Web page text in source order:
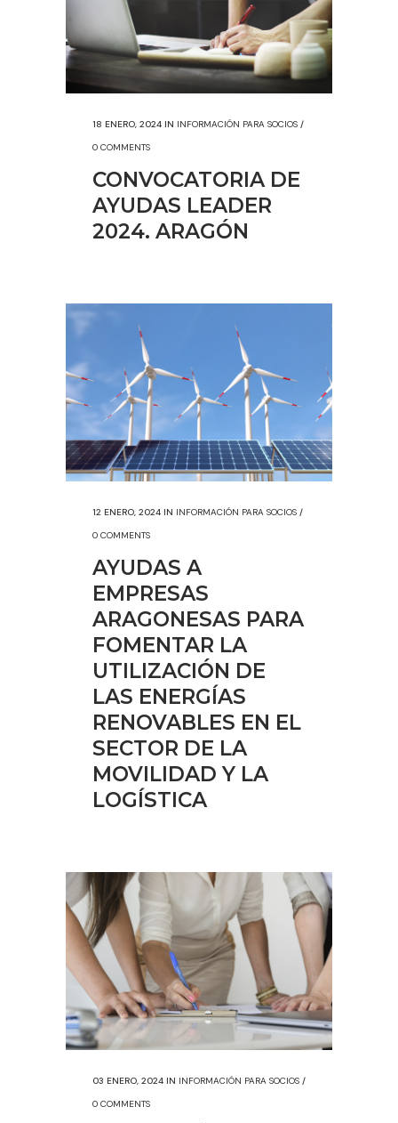
18 ENERO, 2024 IN INFORMACIÓN PARA SOCIOS /
0 COMMENTS
CONVOCATORIA DE
AYUDAS LEADER
2024. ARAGÓN
12 ENERO, 2024 IN INFORMACIÓN PARA SOCIOS /
0 COMMENTS
AYUDAS A
EMPRESAS
ARAGONESAS PARA
FOMENTAR LA
UTILIZACIÓN DE
LAS ENERGÍAS
RENOVABLES EN EL
SECTOR DE LA
MOVILIDAD Y LA
LOGÍSTICA
03 ENERO, 2024 IN INFORMACIÓN PARA SOCIOS /
0 COMMENTS